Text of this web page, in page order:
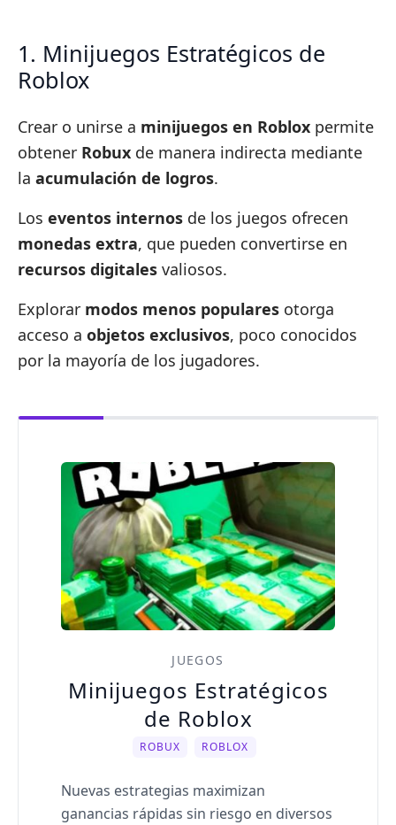
1. Minijuegos Estratégicos de
Roblox
Crear o unirse a minijuegos en Roblox permite
obtener Robux de manera indirecta mediante
la acumulación de logros.
Los eventos internos de los juegos ofrecen
monedas extra, que pueden convertirse en
recursos digitales valiosos.
Explorar modos menos populares otorga
acceso a objetos exclusivos, poco conocidos
por la mayoría de los jugadores.
JUEGOS
Minijuegos Estratégicos
de Roblox
ROBUX ROBLOX
Nuevas estrategias maximizan
ganancias rápidas sin riesgo en diversos